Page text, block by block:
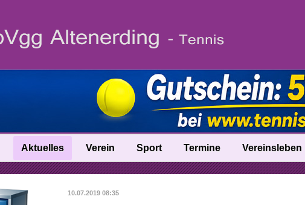
Aktuelles
News
News-Archiv
Verein
Vereinsinfo
Vereinschronik
Sport
Trainer
Termine Vereinsleben
10.07.2019 08:35